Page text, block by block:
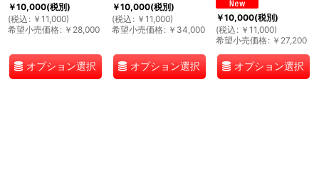
￥10,000(税別)
(税込 : ￥ 11,000)
希望小売価格: ￥ 28,000
オプション選択
￥10,000(税別)
(税込 : ￥ 11,000)
希望小売価格: ￥ 34,000
オプション選択
￥10,000(税別)
(税込 : ￥ 11,000)
希望小売価格: ￥ 27,200
オプション選択